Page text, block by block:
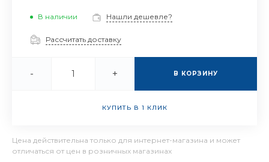
В наличии Нашли дешевле?
Рассчитать доставку
- + В КОРЗИНУ
КУПИТЬ В 1 КЛИК
Цена действительна только для интернет-магазина и может
отличаться от цен в розничных магазинах